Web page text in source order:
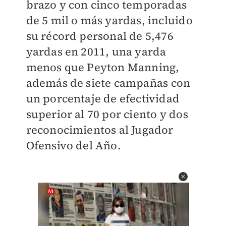
brazo y con cinco temporadas
de 5 mil o más yardas, incluido
su récord personal de 5,476
yardas en 2011, una yarda
menos que Peyton Manning,
además de siete campañas con
un porcentaje de efectividad
superior al 70 por ciento y dos
reconocimientos al Jugador
Ofensivo del Año.